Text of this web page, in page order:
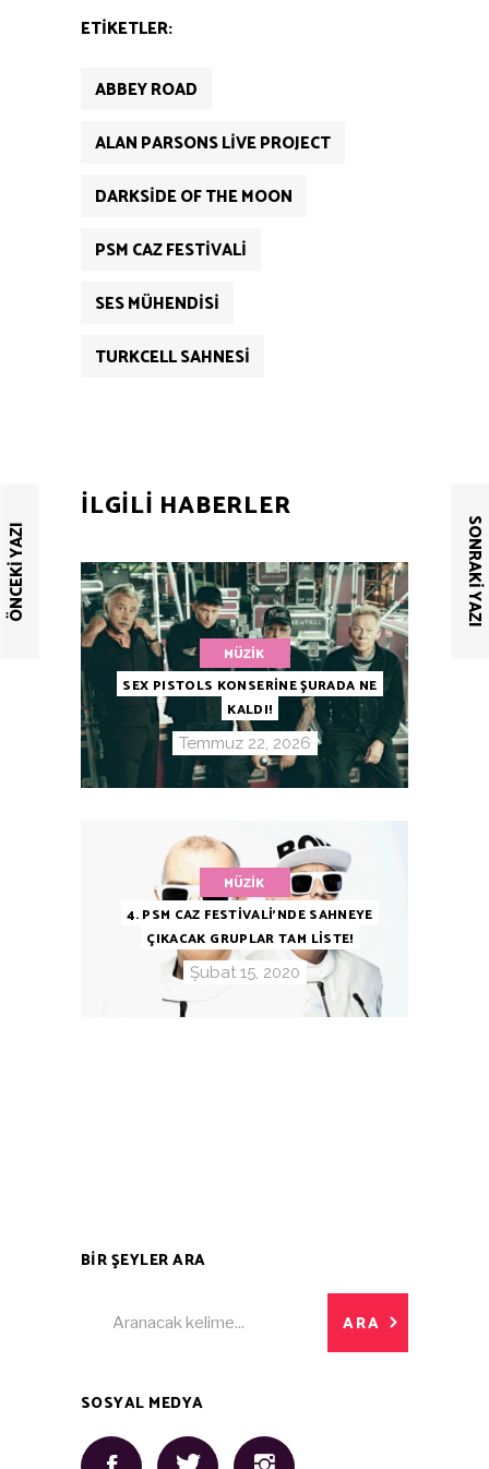
ETIKETLER:
ABBEY ROAD
ALAN PARSONS LIVE PROJECT
DARKSIDE OF THE MOON
PSM CAZ FESTIVALI
SES MÜHENDISI
TURKCELL SAHNESI
ÖNCEKI YAZI SONRAKI YAZI
ILGILI HABERLER
MÜZIK
SEX PISTOLS KONSERİNE ŞURADA NE
KALDI!
Temmuz 22, 2026
MÜZIK
4. PSM CAZ FESTIVALI’NDE SAHNEYE
ÇIKACAK GRUPLAR TAM LISTE!
Şubat 15, 2020
BİR ŞEYLER ARA
ARA
SOSYAL MEDYA